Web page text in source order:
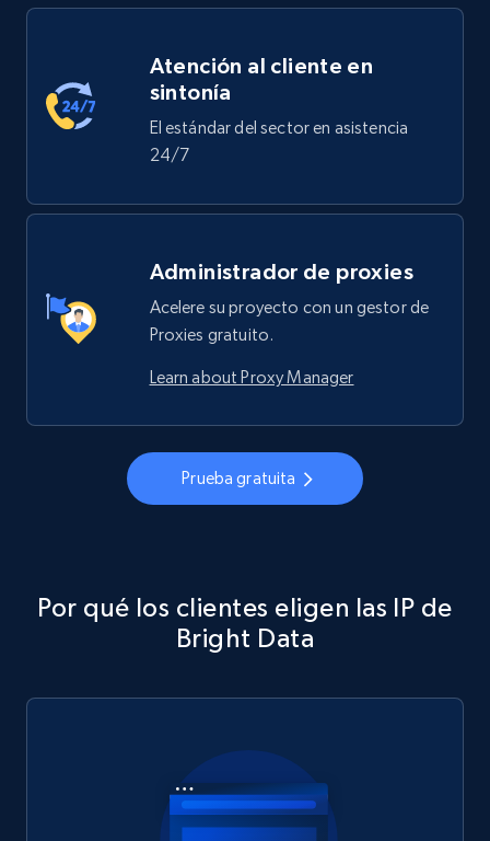
Atención al cliente en
sintonía
El estándar del sector en asistencia
24/7
Administrador de proxies
Acelere su proyecto con un gestor de
Proxies gratuito.
Learn about Proxy Manager
Prueba gratuita
Por qué los clientes eligen las IP de
Bright Data